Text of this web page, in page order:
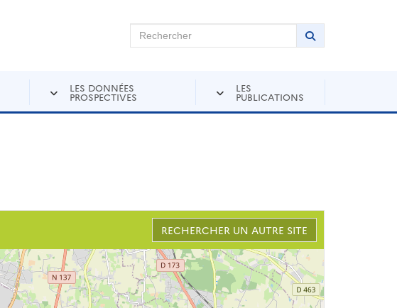
Rechercher sur Andra Inventaire Rechercher
Lancer la
LES DONNÉES
PROSPECTIVES
LES
PUBLICATIONS
RECHERCHER UN AUTRE SITE